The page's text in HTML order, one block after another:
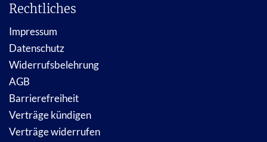
Rechtliches
Impressum
Datenschutz
Widerrufsbelehrung
AGB
Barrierefreiheit
Verträge kündigen
Verträge widerrufen